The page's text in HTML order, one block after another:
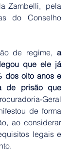
Zambelli,  pela
do Conselho
de regime, a
que ele já
dos oito anos e
de prisão que
Geral
de forma
ao considerar
legais e